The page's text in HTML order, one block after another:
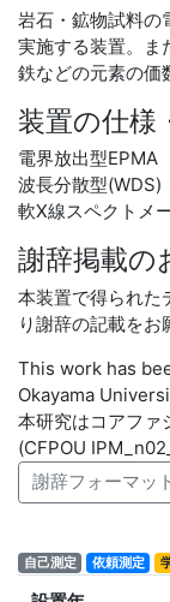
岩石・鉱物試料の
実施する装置。ま
鉄などの元素の価
装置の仕様
電界放出型EPMA
波長分散型(WDS)
軟X線スペクトメ
謝辞掲載の
本装置で得られた
り謝辞の記載をお
This work has
Okayama
本研究はコアファ
(CFPOU
謝辞フォーマッ
自己測定 依頼測定